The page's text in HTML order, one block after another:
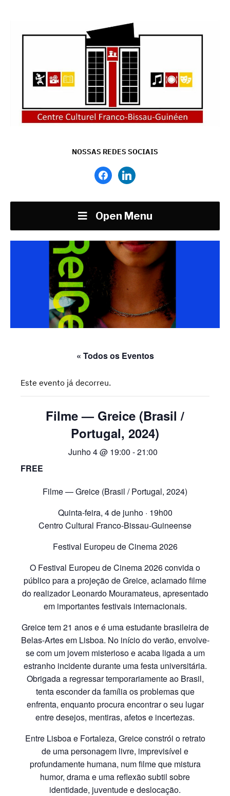
NOSSAS REDES SOCIAIS
facebooklinkedin
Open Menu
« Todos os Eventos
Este evento já decorreu.
Filme — Greice (Brasil /
Portugal, 2024)
Junho 4 @ 19:00 -21:00
FREE
Filme — Greice (Brasil / Portugal, 2024)
Quinta-feira, 4 de junho · 19h00
Centro Cultural Franco-Bissau-Guineense
Festival Europeu de Cinema 2026
O Festival Europeu de Cinema 2026 convida o
público para a projeção de Greice, aclamado filme
do realizador Leonardo Mouramateus, apresentado
em importantes festivais internacionais.
Greice tem 21 anos e é uma estudante brasileira de
Belas-Artes em Lisboa. No início do verão, envolve-
se com um jovem misterioso e acaba ligada a um
estranho incidente durante uma festa universitária.
Obrigada a regressar temporariamente ao Brasil,
tenta esconder da família os problemas que
enfrenta, enquanto procura encontrar o seu lugar
entre desejos, mentiras, afetos e incertezas.
Entre Lisboa e Fortaleza, Greice constrói o retrato
de uma personagem livre, imprevisível e
profundamente humana, num filme que mistura
humor, drama e uma reflexão subtil sobre
identidade, juventude e deslocação.